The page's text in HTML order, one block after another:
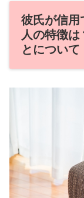
彼氏が信用
人の特徴
とについて